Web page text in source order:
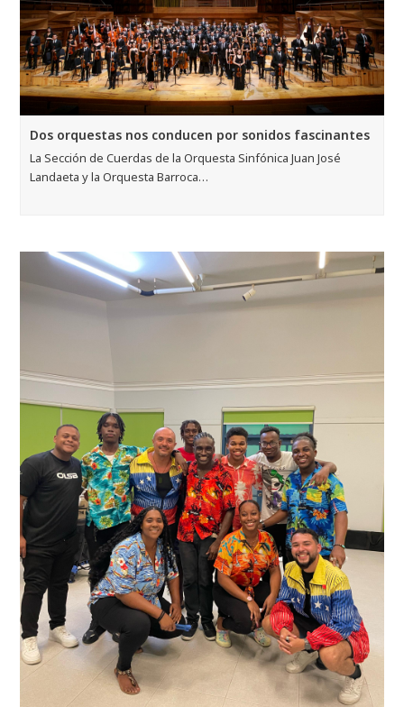
Dos orquestas nos conducen por sonidos fascinantes
La Sección de Cuerdas de la Orquesta Sinfónica Juan José
Landaeta y la Orquesta Barroca…